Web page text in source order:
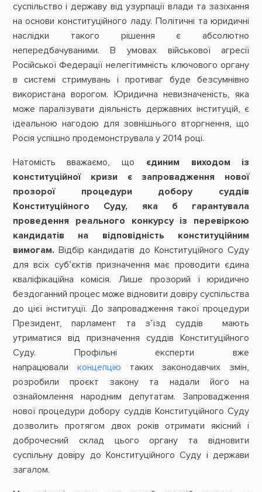
суспільство і державу від узурпації влади та зазіхання
на основи конституційного ладу. Політичні та юридичні
наслідки такого рішення є абсолютно
непередбачуваними. В умовах військової агресії
Російської Федерації нелегітимність ключового органу
в системі стримувань і противаг буде безсумнівно
використана ворогом. Юридична невизначеність, яка
може паралізувати діяльність державних інституцій, є
ідеальною нагодою для зовнішнього вторгнення, що
Росія успішно продемонструвала у 2014 році.
Натомість вважаємо, що єдиним виходом із
конституційної кризи є запровадження нової
прозорої процедури добору суддів
Конституційного Суду, яка б гарантувала
проведення реального конкурсу із перевіркою
кандидатів на відповідність конституційним
вимогам. Відбір кандидатів до Конституційного Суду
для всіх суб’єктів призначення має проводити єдина
кваліфікаційна комісія. Лише прозорий і юридично
бездоганний процес може відновити довіру суспільства
до цієї інституції. До запровадження такої процедури
Президент, парламент та з’їзд суддів мають
утриматися від призначення суддів Конституційного
Суду. Профільні експерти вже
напрацювали концепцію таких законодавчих змін,
розробили проєкт закону та надали його на
ознайомлення народним депутатам. Запровадження
нової процедури добору суддів Конституційного Суду
дозволить протягом двох років отримати якісний і
доброчесний склад цього органу та відновити
суспільну довіру до Конституційного Суду і держави
загалом.